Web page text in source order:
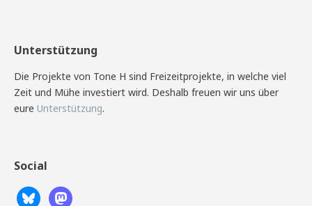
Unterstützung
Die Projekte von Tone H sind Freizeitprojekte, in welche viel
Zeit und Mühe investiert wird. Deshalb freuen wir uns über
eure Unterstützung.
Social